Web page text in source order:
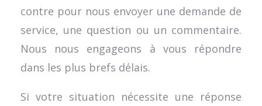
contre pour nous envoyer une demande de
service, une question ou un commentaire.
Nous nous engageons à vous répondre
dans les plus brefs délais.
Si votre situation nécessite une réponse